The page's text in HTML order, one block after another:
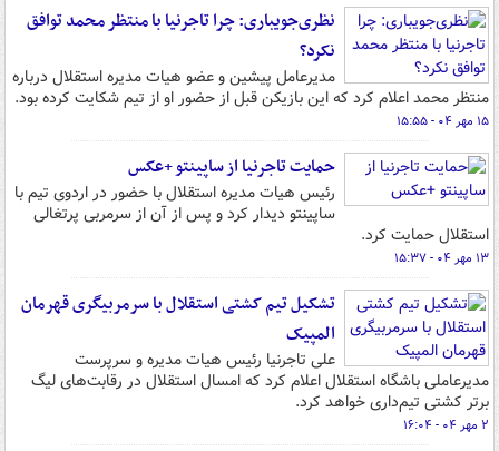
نظری‌جویباری: چرا تاجرنیا با منتظر محمد توافق
نکرد؟
مدیرعامل پیشین و عضو هیات مدیره استقلال درباره
منتظر محمد اعلام کرد که این بازیکن قبل از حضور او از تیم شکایت کرده بود.
۱۵ مهر ۰۴ - ۱۵:۵۵
حمایت تاجرنیا از ساپینتو +عکس
رئیس هیات مدیره استقلال با حضور در اردوی تیم با
ساپینتو دیدار کرد و پس از آن از سرمربی پرتغالی
استقلال حمایت کرد.
۱۳ مهر ۰۴ - ۱۵:۳۷
تشکیل تیم کشتی استقلال با سرمربیگری قهرمان
المپیک
علی تاجرنیا رئیس هیات مدیره و سرپرست
مدیرعاملی باشگاه استقلال اعلام کرد که امسال استقلال در رقابت‌های لیگ
برتر کشتی تیم‌داری خواهد کرد.
۲ مهر ۰۴ - ۱۶:۰۴